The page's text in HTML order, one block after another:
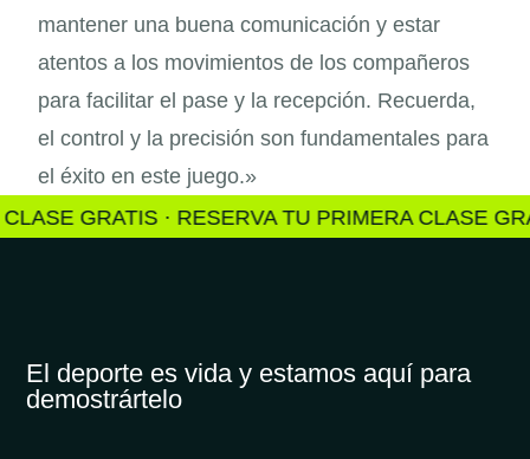
mantener una buena comunicación y estar
atentos a los movimientos de los compañeros
para facilitar el pase y la recepción. Recuerda,
el control y la precisión son fundamentales para
el éxito en este juego.»
GRATIS · RESERVA TU PRIMERA CLASE
El deporte es vida y estamos aquí para
demostrártelo